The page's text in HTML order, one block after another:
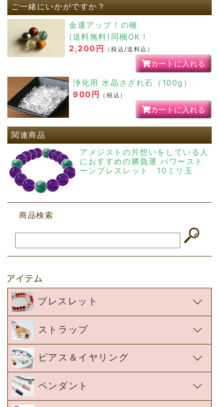
以前に開運と転職が最短で決定するように
ストラップを購入したのですが、
泣かず飛ばずだったので、
ダメ押しのつもりで、
進路決定をサポートしてくれる
ブレスレットを購入しました。
その後、何社か受けて
縁が繋がらなかったりはしたものの、
今の職場を退職した近日中から
スタートすることが決定いたしました！
ホッとしたのもありますが、
トントン拍子に話が進み、
面接した日に採用が決定したのは、
やはりブレスレットのおかげかなと思いま
もちろん、一緒に力を貸してくれた
ストラップたちにも感謝！
次はどのブレスレットをお迎えしようか、
かなり楽しみです！
本当にありがとうございました！
神奈川県 甲斐珠季 様
ご一緒にいかがですか？
金運アップ！の種
(送料無料)同梱OK！
2,200円
（税込/送料込）
カートに入れる
浄化用 水晶さざれ石（100g）
900円
（税込）
カートに入れる
関連商品
アメジストの片想いをしている人
におすすめの勝負運 パワースト
ーンブレスレット 10ミリ玉
商品検索
ブレスレット
ストラップ
ピアス＆イヤリング
ペンダント